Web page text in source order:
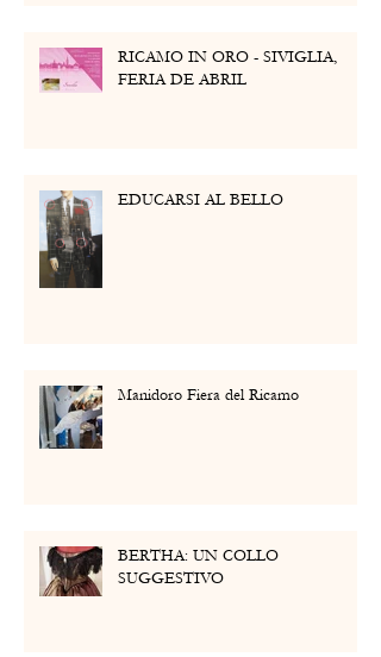
RICAMO IN ORO - SIVIGLIA,
FERIA DE ABRIL
EDUCARSI AL BELLO
Manidoro Fiera del Ricamo
BERTHA: UN COLLO
SUGGESTIVO